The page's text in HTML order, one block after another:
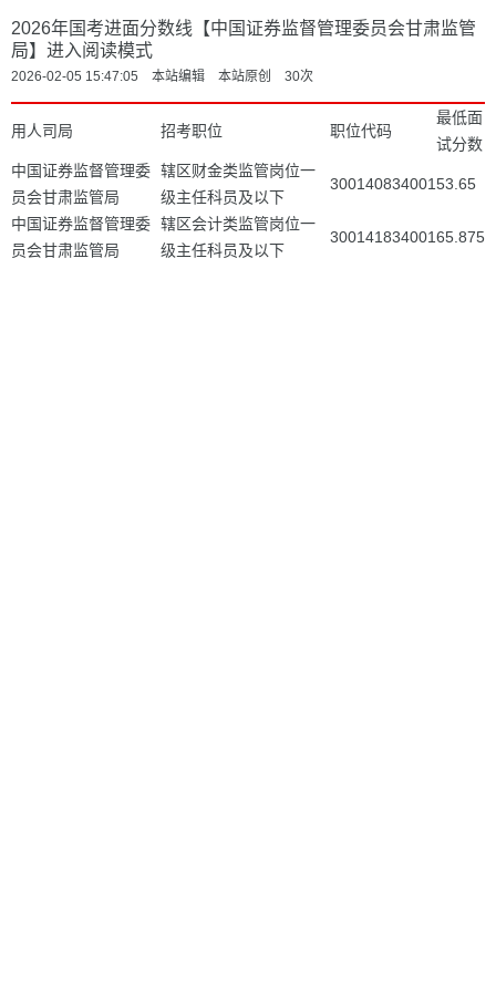
2026年国考进面分数线【中国证券监督管理委员会甘肃监管
局】进入阅读模式
2026-02-05 15:47:05 本站编辑 本站原创 30次
用人司局 招考职位 职位代码
最低面
试分数
中国证券监督管理委
员会甘肃监管局
辖区财金类监管岗位一
级主任科员及以下
30014083400153.65
中国证券监督管理委
员会甘肃监管局
辖区会计类监管岗位一
级主任科员及以下
30014183400165.875